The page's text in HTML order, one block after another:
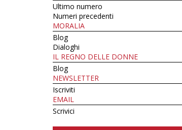
Ultimo numero
Numeri precedenti
MORALIA
Blog
Dialoghi
IL REGNO DELLE DONNE
Blog
NEWSLETTER
Iscriviti
EMAIL
Scrivici